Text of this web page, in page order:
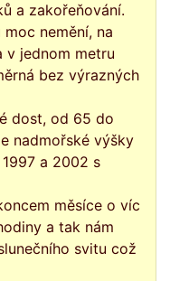
a zakořeňování.
nemění, na
v jednom metru
bez výrazných
dost, od 65 do
nadmořské výšky
a 2002 s
měsíce o víc
a tak nám
svitu což